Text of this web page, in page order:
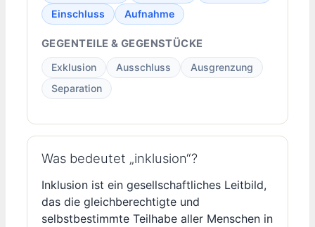
Einschluss
Aufnahme
GEGENTEILE & GEGENSTÜCKE
Exklusion Ausschluss
Ausgrenzung
Separation
Was bedeutet „inklusion“?
Inklusion ist ein gesellschaftliches Leitbild,
das die gleichberechtigte und
selbstbestimmte Teilhabe aller Menschen in